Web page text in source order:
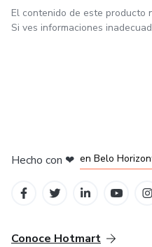
El contenido de este producto
Si ves informaciones
Hecho con ❤ en Belo
Conoce Hotmart